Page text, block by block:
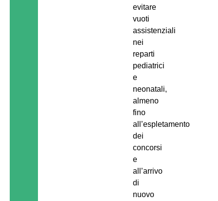
evitare
vuoti
assistenziali
nei
reparti
pediatrici
e
neonatali,
almeno
fino
all’espletamento
dei
concorsi
e
all’arrivo
di
nuovo